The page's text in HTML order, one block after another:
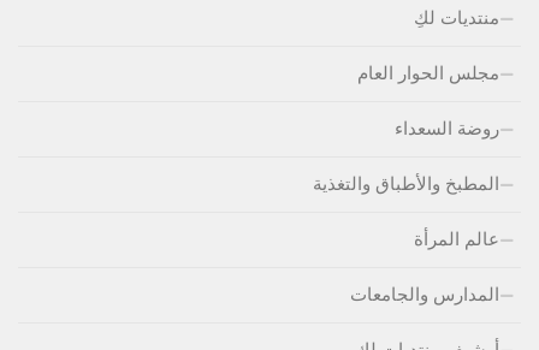
منتديات لكِ
مجلس الحوار العام
روضة السعداء
المطبخ والأطباق والتغذية
عالم المرأة
المدارس والجامعات